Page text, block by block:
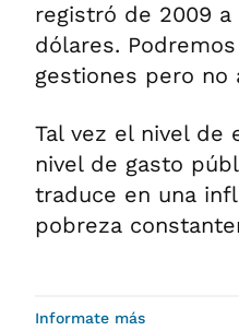
registró de 2009 a
dólares.
gestiones pero no
Tal vez el nivel de
nivel de gasto
traduce en una
pobreza
Informate más